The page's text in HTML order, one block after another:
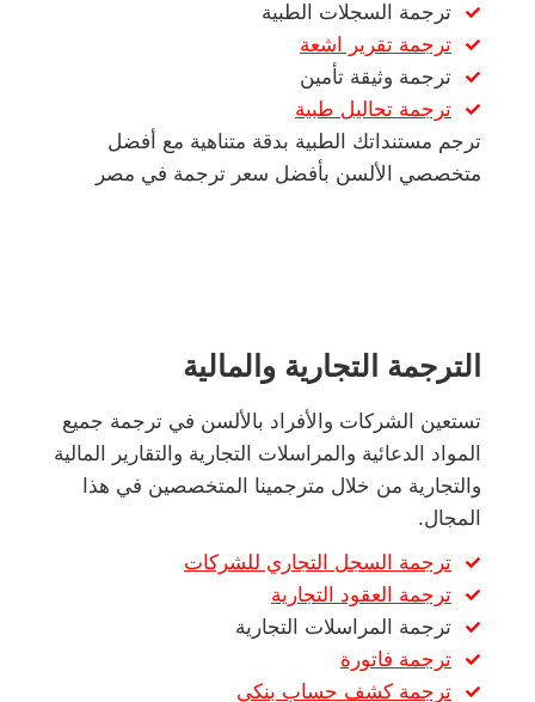
ترجمة السجلات الطبية
ترجمة تقرير اشعة
ترجمة وثيقة تأمين
ترجمة تحاليل طبية
ترجم مستنداتك الطبية بدقة متناهية مع أفضل
متخصصي الألسن بأفضل سعر ترجمة في مصر
الترجمة التجارية والمالية
تستعين الشركات والأفراد بالألسن في ترجمة جميع
المواد الدعائية والمراسلات التجارية والتقارير المالية
والتجارية من خلال مترجمينا المتخصصين في هذا
المجال.
ترجمة السجل التجاري للشركات
ترجمة العقود التجارية
ترجمة المراسلات التجارية
ترجمة فاتورة
ترجمة كشف حساب بنكي